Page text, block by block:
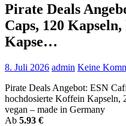
Pirate Deals
Caps, 120
Kapse…
8. Juli 2026 admin Keine
Pirate Deals Angebot: ESN
hochdosierte Koffein Kapseln,
vegan – made in Germany
Аb 5.93 €